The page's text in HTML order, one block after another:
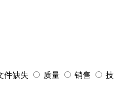
件缺失 质量 销售
技